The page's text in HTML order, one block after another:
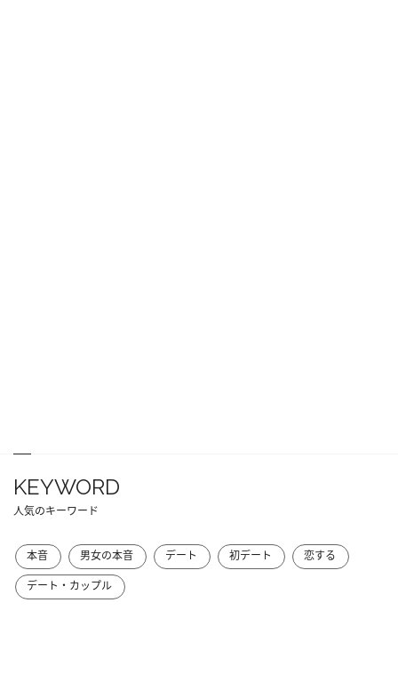
KEYWORD
人気のキーワード
本音 男女の本音 デート 初デート
恋する
デート・カップル